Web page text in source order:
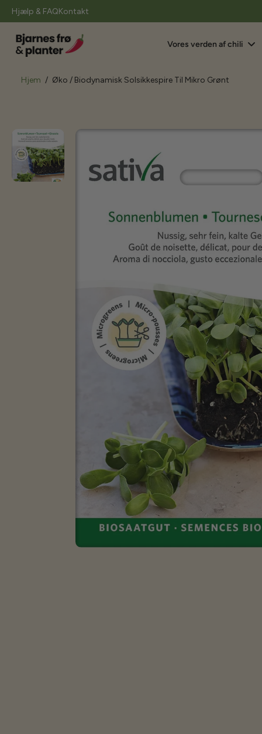
Hjælp & FAQKontakt
Vores verden af chili
Hjem / Øko / Biodynamisk Solsikkespire Til Mikro Grønt
Gå
til
produktoplysninger